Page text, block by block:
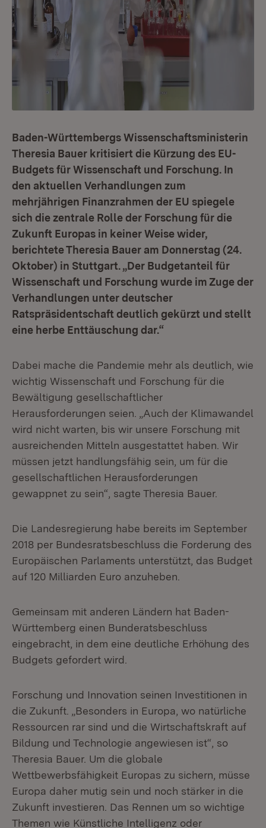
Baden-Württembergs Wissenschaftsministerin
Theresia Bauer kritisiert die Kürzung des EU-
Budgets für Wissenschaft und Forschung. In
den aktuellen Verhandlungen zum
mehrjährigen Finanzrahmen der EU spiegele
sich die zentrale Rolle der Forschung für die
Zukunft Europas in keiner Weise wider,
berichtete Theresia Bauer am Donnerstag (24.
Oktober) in Stuttgart. „Der Budgetanteil für
Wissenschaft und Forschung wurde im Zuge der
Verhandlungen unter deutscher
Ratspräsidentschaft deutlich gekürzt und stellt
eine herbe Enttäuschung dar.“
Dabei mache die Pandemie mehr als deutlich, wie
wichtig Wissenschaft und Forschung für die
Bewältigung gesellschaftlicher
Herausforderungen seien. „Auch der Klimawandel
wird nicht warten, bis wir unsere Forschung mit
ausreichenden Mitteln ausgestattet haben. Wir
müssen jetzt handlungsfähig sein, um für die
gesellschaftlichen Herausforderungen
gewappnet zu sein“, sagte Theresia Bauer.
Die Landesregierung habe bereits im September
2018 per Bundesratsbeschluss die Forderung des
Europäischen Parlaments unterstützt, das Budget
auf 120 Milliarden Euro anzuheben.
Gemeinsam mit anderen Ländern hat Baden-
Württemberg einen Bunderatsbeschluss
eingebracht, in dem eine deutliche Erhöhung des
Budgets gefordert wird.
Forschung und Innovation seinen Investitionen in
die Zukunft. „Besonders in Europa, wo natürliche
Ressourcen rar sind und die Wirtschaftskraft auf
Bildung und Technologie angewiesen ist“, so
Theresia Bauer. Um die globale
Wettbewerbsfähigkeit Europas zu sichern, müsse
Europa daher mutig sein und noch stärker in die
Zukunft investieren. Das Rennen um so wichtige
Themen wie Künstliche Intelligenz oder